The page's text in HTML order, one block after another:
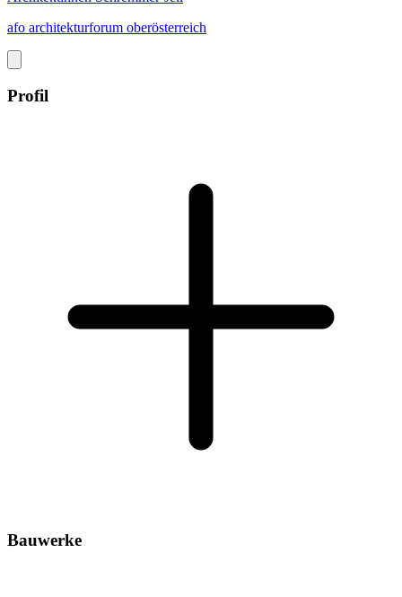
afo architekturforum oberösterreich
Profil
Bauwerke